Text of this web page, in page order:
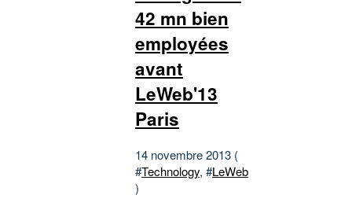
42 mn bien
employées
avant
LeWeb'13
Paris
14 novembre 2013 (
#Technology, #LeWeb
)